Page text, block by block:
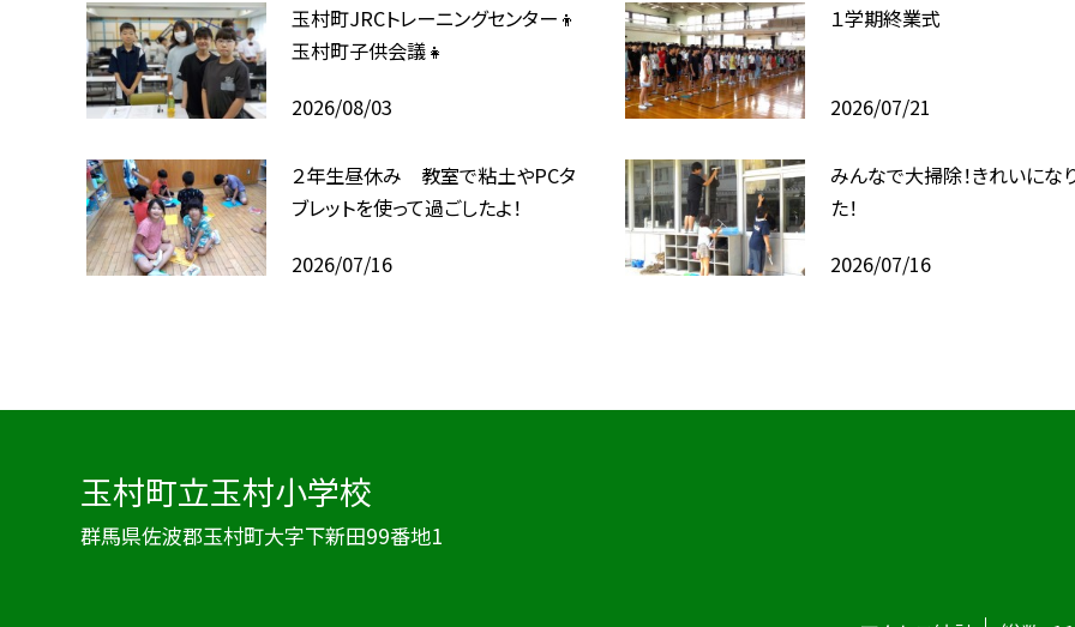
玉村町JRCトレーニングセンター👦
玉村町子供会議👧
2026/08/03
１学期終業式
2026/07/21
２年生昼休み 教室で粘土やPCタ
ブレットを使って過ごしたよ！
2026/07/16
みんなで大掃除！きれいにな
た！
2026/07/16
玉村町立玉村小学校
群馬県佐波郡玉村町大字下新田99番地1